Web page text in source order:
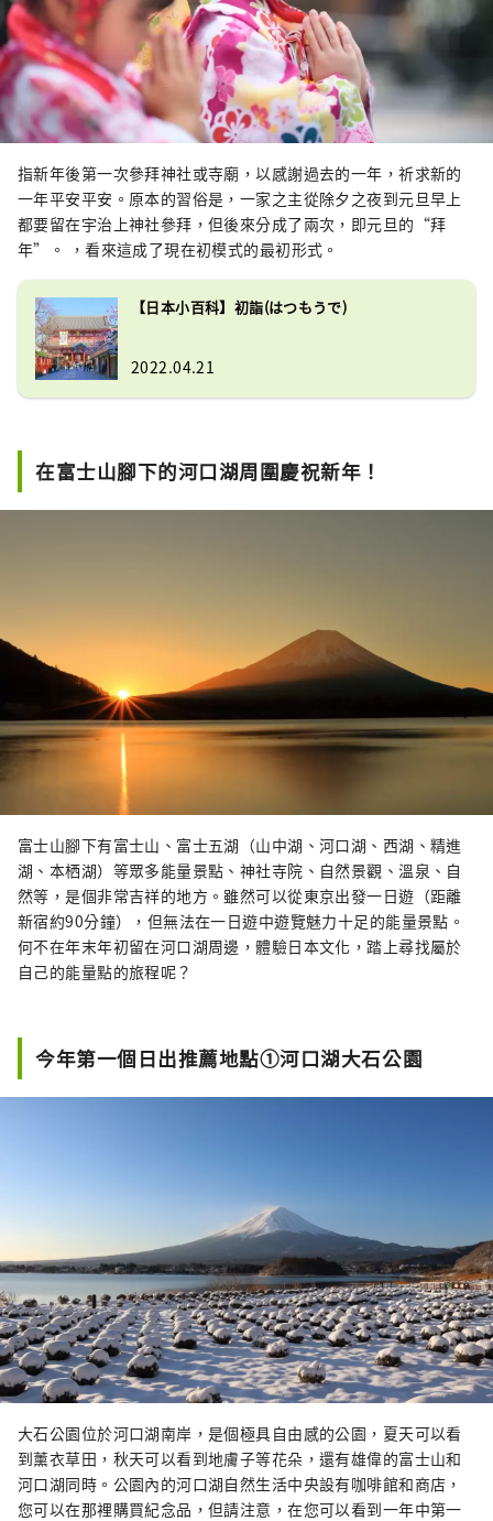
指新年後第一次參拜神社或寺廟，以感謝過去的一年，祈求新的
一年平安平安。原本的習俗是，一家之主從除夕之夜到元旦早上
都要留在宇治上神社參拜，但後來分成了兩次，即元旦的“拜
年”。 ，看來這成了現在初模式的最初形式。
【日本小百科】初詣(はつもうで)
2022.04.21
在富士山腳下的河口湖周圍慶祝新年！
富士山腳下有富士山、富士五湖（山中湖、河口湖、西湖、精進
湖、本栖湖）等眾多能量景點、神社寺院、自然景觀、溫泉、自
然等，是個非常吉祥的地方。雖然可以從東京出發一日遊（距​​離
新宿約90分鐘），但無法在一日遊中遊覽魅力十足的能量景點。
何不在年末年初留在河口湖周邊，體驗日本文化，踏上尋找屬於
自己的能量點的旅程呢？
今年第一個日出推薦地點①河口湖大石公園
大石公園位於河口湖南岸，是個極具自由感的公園，夏天可以看
到薰衣草田，秋天可以看到地膚子等花朵，還有雄偉的富士山和
河口湖同時。公園內的河口湖自然生活中央設有咖啡館和商店，
您可以在那裡購買紀念品，但請注意，在您可以看到一年中第一